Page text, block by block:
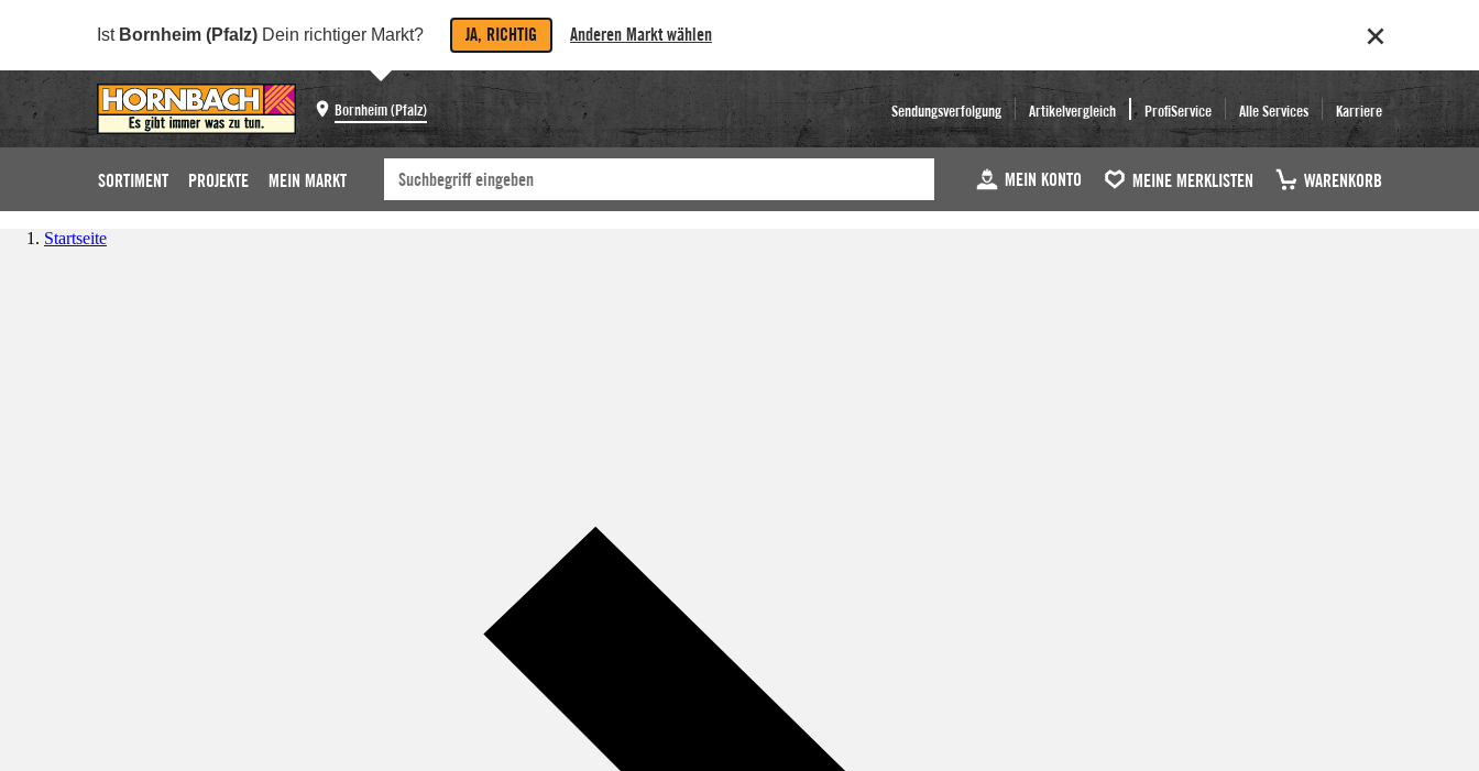
Ist Bornheim (Pfalz) Dein richtiger Markt? JA, RICHTIG Anderen Markt wählen
Bornheim (Pfalz) Sendungsverfolgung Artikelvergleich ProfiService Alle Services Karriere
SORTIMENT PROJEKTE MEIN MARKT MEIN KONTO MEINE MERKLISTEN WARENKORB
Startseite